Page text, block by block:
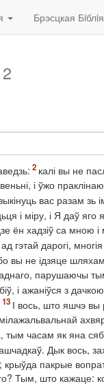
Брэсцкая Бiблiя
калі вы не
і ўжо
вас разам зь
і міру, і Я даў
ён хадзіў са мною і
ад гэтай дарогі,
вы не ідзяце
парушаючы
і ажаніўся з
І вось, што яшчэ вы
часам як яна
Дык вось,
крыўда пакрые
Тым, што кажаце: